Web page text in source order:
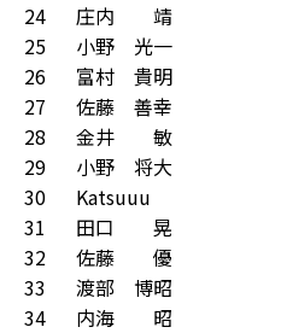
24
庄内 靖
25
小野 光一
26
富村 貴明
27
佐藤 善幸
28
金井 敏
29
小野 将大
30
Katsuuu
31
田口 晃
32
佐藤 優
33
渡部 博昭
34
内海 昭